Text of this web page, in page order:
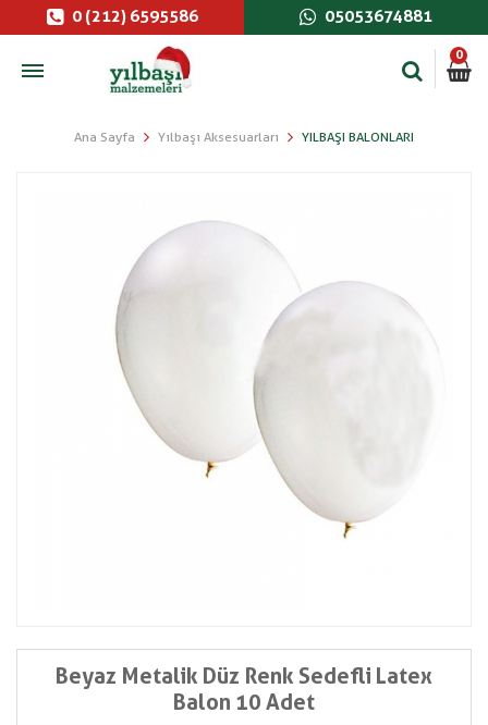
0 (212) 6595586 05053674881
0
Ana Sayfa Yılbaşı Aksesuarları YILBAŞI BALONLARI
Beyaz Metalik Düz Renk Sedefli Latex
Balon 10 Adet